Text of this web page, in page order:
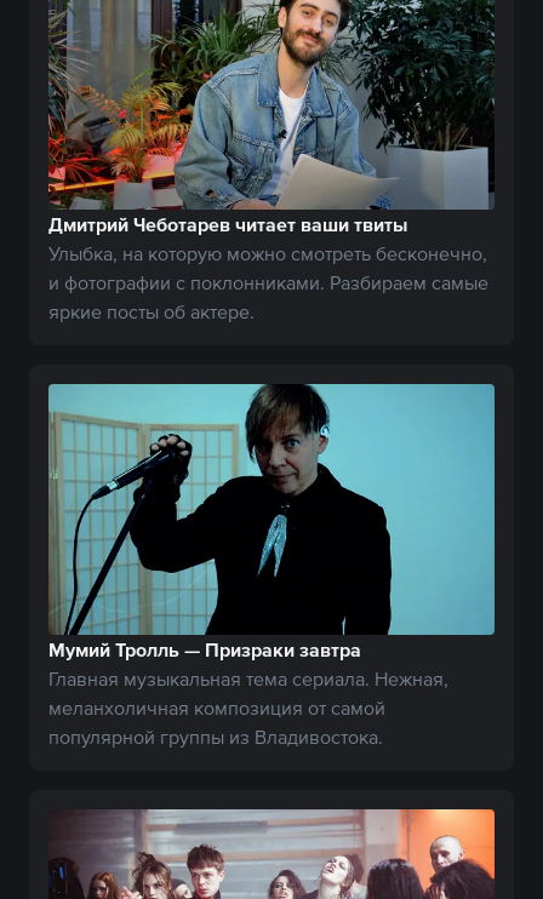
Дмитрий Чеботарев читает ваши твиты
Улыбка, на которую можно смотреть бесконечно,
и фотографии с поклонниками. Разбираем самые
яркие посты об актере.
Мумий Тролль — Призраки завтра
Главная музыкальная тема сериала. Нежная,
меланхоличная композиция от самой
популярной группы из Владивостока.